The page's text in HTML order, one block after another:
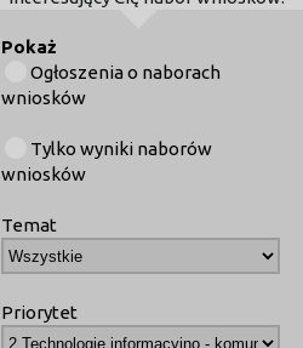
Pokaż
Ogłoszenia o naborach
wniosków
Tylko wyniki naborów
wniosków
Temat
Priorytet